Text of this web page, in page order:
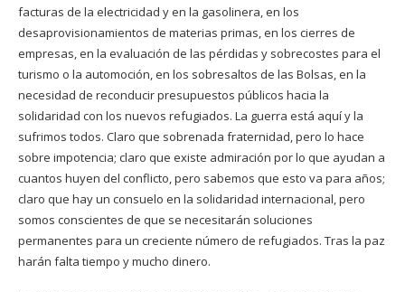
facturas de la electricidad y en la gasolinera, en los
desaprovisionamientos de materias primas, en los cierres de
empresas, en la evaluación de las pérdidas y sobrecostes para el
turismo o la automoción, en los sobresaltos de las Bolsas, en la
necesidad de reconducir presupuestos públicos hacia la
solidaridad con los nuevos refugiados. La guerra está aquí y la
sufrimos todos. Claro que sobrenada fraternidad, pero lo hace
sobre impotencia; claro que existe admiración por lo que ayudan a
cuantos huyen del conflicto, pero sabemos que esto va para años;
claro que hay un consuelo en la solidaridad internacional, pero
somos conscientes de que se necesitarán soluciones
permanentes para un creciente número de refugiados. Tras la paz
harán falta tiempo y mucho dinero.